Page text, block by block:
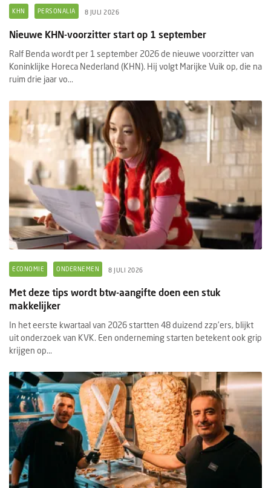
KHN PERSONALIA 8 JULI 2026
Nieuwe KHN-voorzitter start op 1 september
Ralf Benda wordt per 1 september 2026 de nieuwe voorzitter van
Koninklijke Horeca Nederland (KHN). Hij volgt Marijke Vuik op, die na
ruim drie jaar vo...
ECONOMIE ONDERNEMEN 8 JULI 2026
Met deze tips wordt btw-aangifte doen een stuk
makkelijker
In het eerste kwartaal van 2026 startten 48 duizend zzp’ers, blijkt
uit onderzoek van KVK. Een onderneming starten betekent ook grip
krijgen op...